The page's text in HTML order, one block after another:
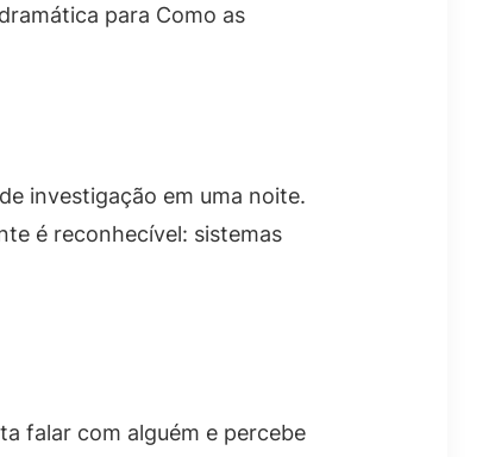
para Como as
investigação em uma noite.
é reconhecível: sistemas
falar com alguém e percebe